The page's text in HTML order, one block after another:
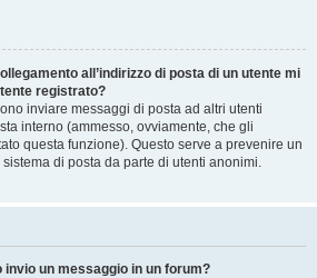
all’indirizzo di posta di un utente mi
registrato?
inviare messaggi di posta ad altri utenti
interno (ammesso, ovviamente, che gli
questa funzione). Questo serve a prevenire un
di posta da parte di utenti anonimi.
invio un messaggio in un forum?